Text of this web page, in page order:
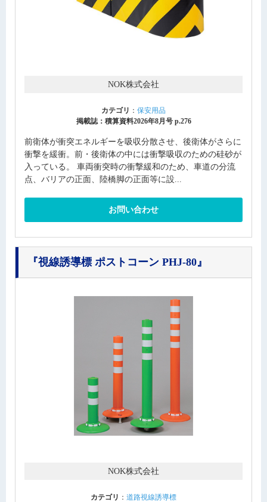
NOK株式会社
カテゴリ ： 保安用品
掲載誌：積算資料2026年8月号 p.276
前衛体が衝突エネルギーを吸収分散させ、後衛体がさらに
衝撃を緩衝。前・後衛体の中には衝撃吸収のための硅砂が
入っている。 車両衝突時の衝撃緩和のため、車道の分流
点、バリアの正面、陸橋脚の正面等に設...
お問い合わせ
『視線誘導標 ポストコーン PHJ-80』
NOK株式会社
カテゴリ ： 道路視線誘導標